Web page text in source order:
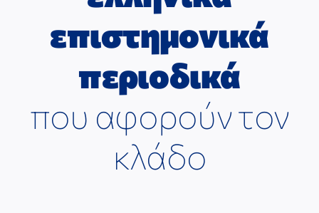
ΕΠΙΣΤΗΜΟΝΙΚΕΣ ΕΚΔΗΛΩΣΕΙΣ
επιστημονικά
περιοδικά
που αφορούν τον
κλάδο